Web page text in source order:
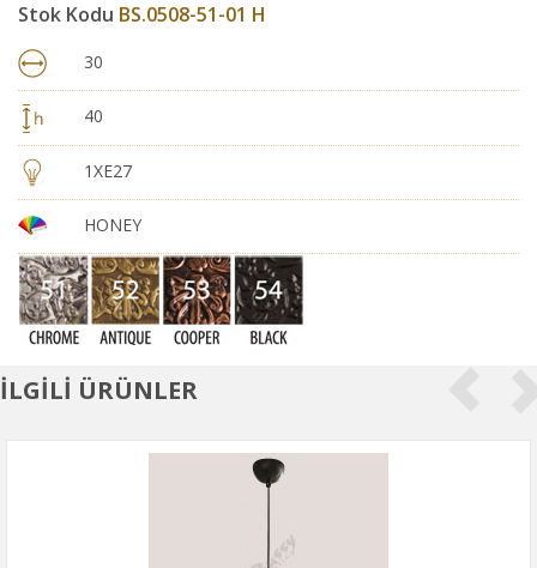
Stok Kodu BS.0508-51-01 H
30
40
1XE27
HONEY
İLGİLİ ÜRÜNLER